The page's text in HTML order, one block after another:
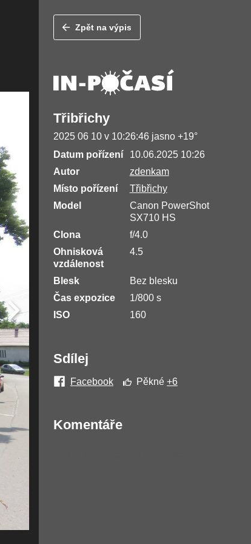
Zpět na výpis
Třibřichy
2025 06 10 v 10:26:46 jasno +19°
Datum pořízení
10.06.2025 10:26
Autor
zdenkam
Místo pořízení
Třibřichy
Model
Canon PowerShot
SX710 HS
Clona
f/4.0
Ohnisková
vzdálenost
4.5
Blesk
Bez blesku
Čas expozice
1/800 s
ISO
160
Sdílej
Facebook Pěkné +6
Komentáře